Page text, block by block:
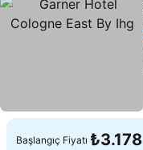
Başlangıç Fiyatı ₺3.178